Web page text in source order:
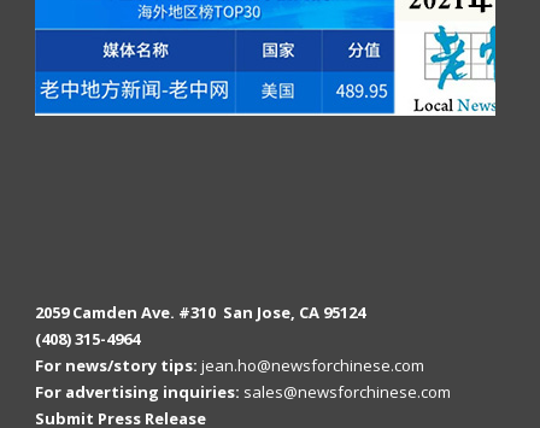
2059 Camden Ave. #310 San Jose, CA 95124
(408) 315-4964
For news/story tips: jean.ho@newsforchinese.com
For advertising inquiries: sales@newsforchinese.com
Submit Press Release